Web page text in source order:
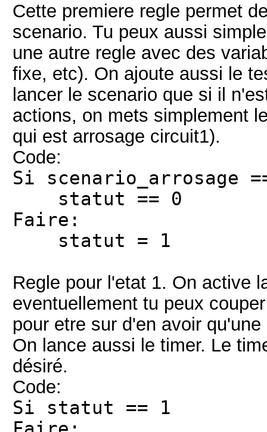
Cette premiere regle permet
scenario. Tu peux aussi
une autre regle avec des
fixe, etc). On ajoute aussi le
lancer le scenario que si il
actions, on mets simplement
qui est arrosage circuit1).
Code:
Si scenario_arrosage
statut == 0
Faire:
statut = 1
Regle pour l'etat 1. On active
eventuellement tu peux
pour etre sur d'en avoir
On lance aussi le timer. Le
désiré.
Code:
Si statut == 1